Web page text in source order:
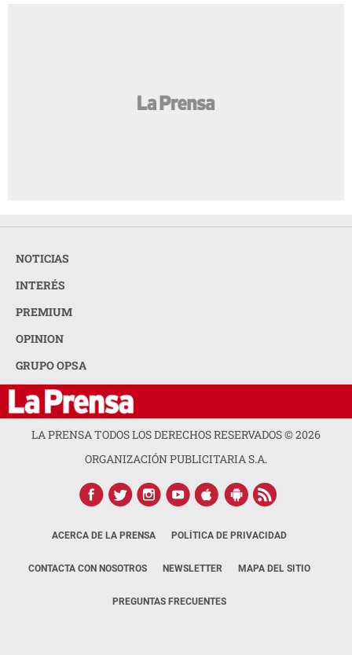
NOTICIAS
INTERÉS
PREMIUM
OPINION
GRUPO OPSA
LA PRENSA TODOS LOS DERECHOS RESERVADOS ©2026
ORGANIZACIÓN PUBLICITARIA S.A.
ACERCA DE LA PRENSA POLÍTICA DE PRIVACIDAD
CONTACTA CON NOSOTROS NEWSLETTER MAPA DEL SITIO
PREGUNTAS FRECUENTES